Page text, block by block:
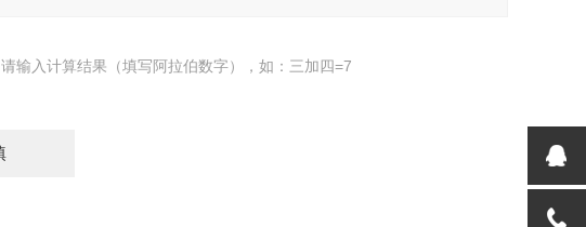
请输入计算结果（填写阿拉伯数字），如：三加四=7